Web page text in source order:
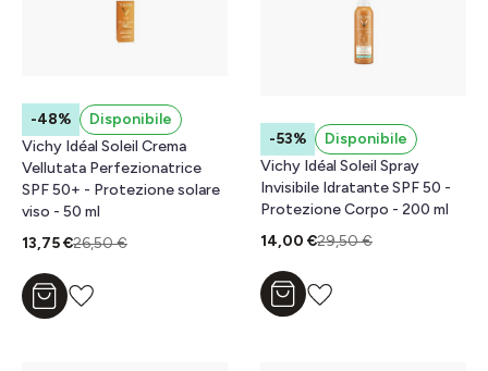
-48%
Disponibile
Vichy Idéal Soleil Crema
Vellutata Perfezionatrice
SPF 50+ - Protezione solare
viso - 50 ml
13,75 €26,50 €
Aggiungi al carrello
-53%
Disponibile
Vichy Idéal Soleil Spray
Invisibile Idratante SPF 50 -
Protezione Corpo - 200 ml
14,00 €29,50 €
Aggiungi al carrello